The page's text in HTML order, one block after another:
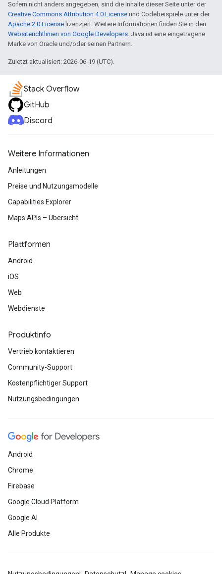
Sofern nicht anders angegeben, sind die Inhalte dieser Seite unter der
Creative Commons Attribution 4.0 License und Codebeispiele unter der
Apache 2.0 License lizenziert. Weitere Informationen finden Sie in den
Websiterichtlinien von Google Developers. Java ist eine eingetragene
Marke von Oracle und/oder seinen Partnern.
Zuletzt aktualisiert: 2026-06-19 (UTC).
Stack Overflow
GitHub
Discord
Weitere Informationen
Anleitungen
Preise und Nutzungsmodelle
Capabilities Explorer
Maps APIs – Übersicht
Plattformen
Android
iOS
Web
Webdienste
Produktinfo
Vertrieb kontaktieren
Community-Support
Kostenpflichtiger Support
Nutzungsbedingungen
Android
Chrome
Firebase
Google Cloud Platform
Google AI
Alle Produkte